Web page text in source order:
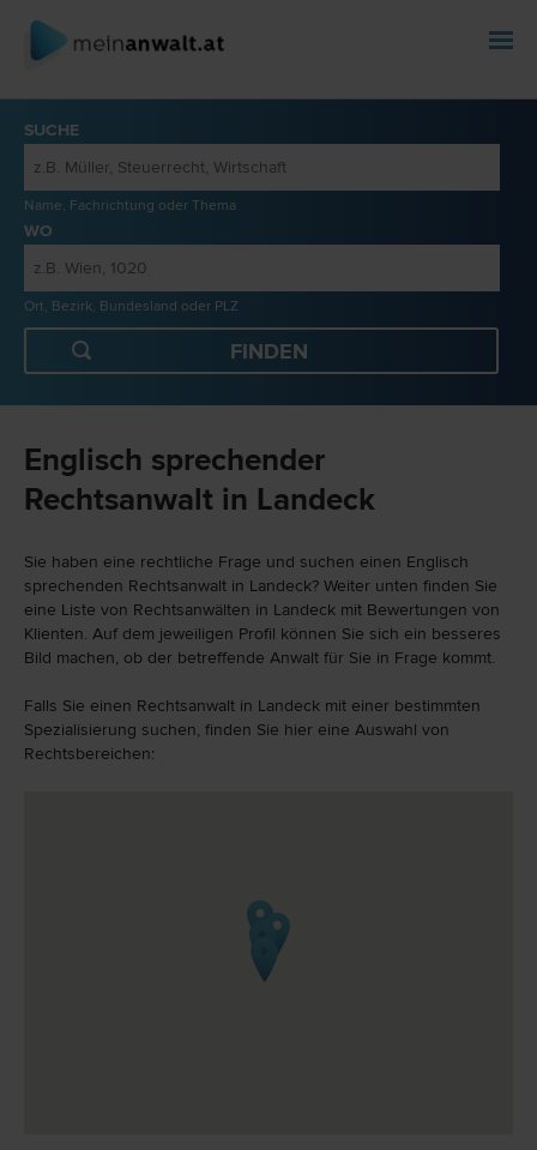
SUCHE
Name, Fachrichtung oder Thema
WO
Ort, Bezirk, Bundesland oder PLZ
Englisch sprechender
Rechtsanwalt in Landeck
Sie haben eine rechtliche Frage und suchen einen Englisch
sprechenden Rechtsanwalt in Landeck? Weiter unten finden Sie
eine Liste von Rechtsanwälten in Landeck mit Bewertungen von
Klienten. Auf dem jeweiligen Profil können Sie sich ein besseres
Bild machen, ob der betreffende Anwalt für Sie in Frage kommt.
Falls Sie einen Rechtsanwalt in Landeck mit einer bestimmten
Spezialisierung suchen, finden Sie hier eine Auswahl von
Rechtsbereichen: